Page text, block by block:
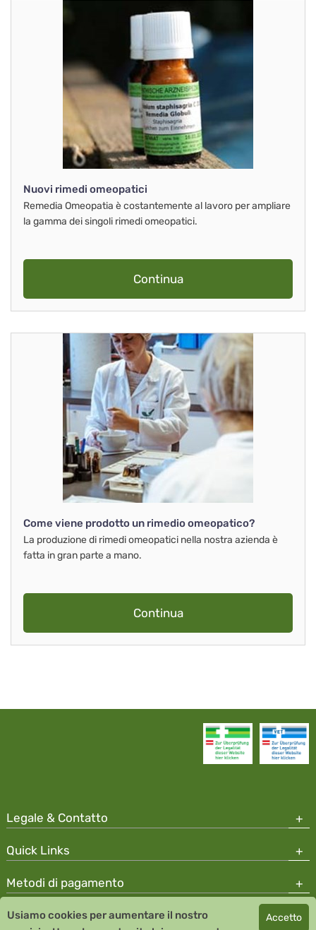
Nuovi rimedi omeopatici
Remedia Omeopatia è costantemente al lavoro per ampliare
la gamma dei singoli rimedi omeopatici.
Continua
Come viene prodotto un rimedio omeopatico?
La produzione di rimedi omeopatici nella nostra azienda è
fatta in gran parte a mano.
Continua
Legale & Contatto
Quick Links
Metodi di pagamento
Copyright © 2026 Team Santé Salvator Apotheke
Usiamo cookies per aumentare il nostro
Accetto